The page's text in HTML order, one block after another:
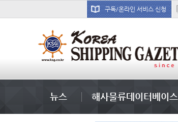
구독/온라인 서비스 신청
뉴스 해사물류데이터베이스